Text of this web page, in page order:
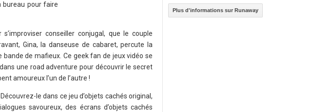
bureau pour faire
conseiller conjugal, que le couple
Gina, la danseuse de cabaret, percute la
de mafieux. Ce geek fan de jeux vidéo se
une road adventure pour découvrir le secret
amoureux l’un de l’autre !
le dans ce jeu d’objets cachés original,
savoureux, des écrans d’objets cachés
Plus d'informations sur Runaway